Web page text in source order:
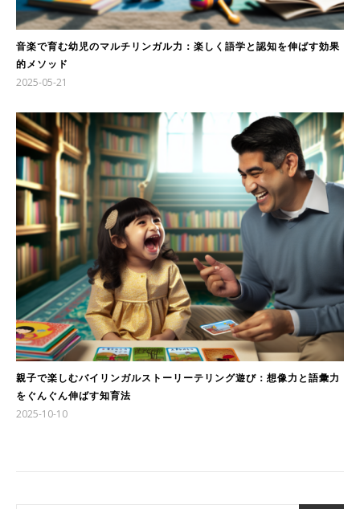
音楽で育む幼児のマルチリンガル力：楽しく語学と認知を伸ばす効果
的メソッド
2025-05-21
親子で楽しむバイリンガルストーリーテリング遊び：想像力と語彙力
をぐんぐん伸ばす知育法
2025-10-10